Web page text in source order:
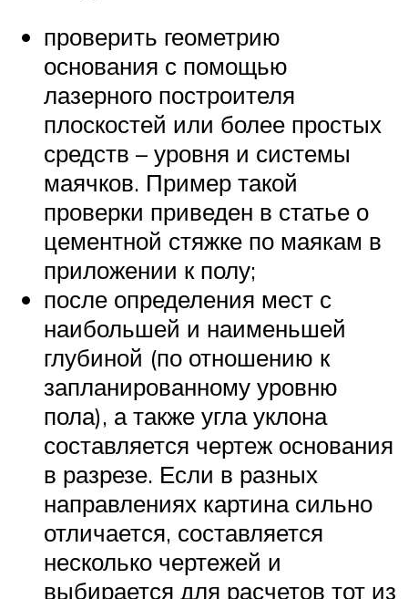
проверить геометрию
основания с помощью
лазерного построителя
плоскостей или более простых
средств – уровня и системы
маячков. Пример такой
проверки приведен в статье о
цементной стяжке по маякам в
приложении к полу;
после определения мест с
наибольшей и наименьшей
глубиной (по отношению к
запланированному уровню
пола), а также угла уклона
составляется чертеж основания
в разрезе. Если в разных
направлениях картина сильно
отличается, составляется
несколько чертежей и
выбирается для расчетов тот из